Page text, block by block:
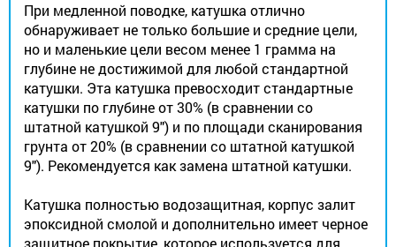
При медленной поводке, катушка отлично
обнаруживает не только большие и средние цели,
но и маленькие цели весом менее 1 грамма на
глубине не достижимой для любой стандартной
катушки. Эта катушка превосходит стандартные
катушки по глубине от 30% (в сравнении со
штатной катушкой 9") и по площади сканирования
грунта от 20% (в сравнении со штатной катушкой
9"). Рекомендуется как замена штатной катушки.
Катушка полностью водозащитная, корпус залит
эпоксидной смолой и дополнительно имеет черное
защитное покрытие, которое используется для